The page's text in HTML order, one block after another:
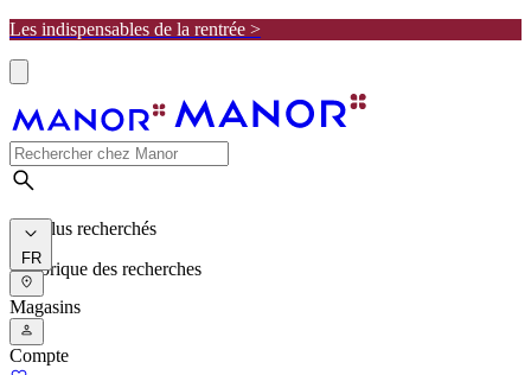
Les indispensables de la rentrée >
Les plus recherchés
Historique des recherches
FR
Magasins
Compte